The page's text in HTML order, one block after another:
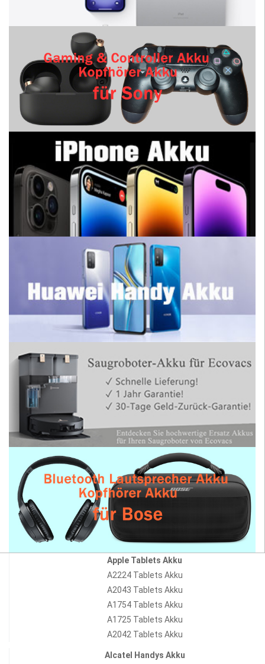
Apple Tablets Akku
A2224 Tablets Akku
A2043 Tablets Akku
A1754 Tablets Akku
A1725 Tablets Akku
A2042 Tablets Akku
Alcatel Handys Akku